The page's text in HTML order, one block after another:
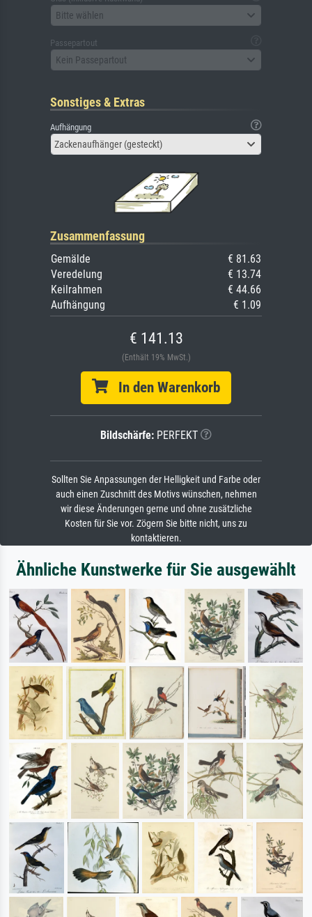
Bitte wählen
Passepartout
Kein Passepartout
Sonstiges & Extras
Aufhängung
Zackenaufhänger (gesteckt)
Zusammenfassung
Gemälde
€ 81.63
Veredelung
€ 13.74
Keilrahmen
€ 44.66
Aufhängung
€ 1.09
€ 141.13
(Enthält 19% MwSt.)
In den Warenkorb
Bildschärfe: PERFEKT
Sollten Sie Anpassungen der Helligkeit und Farbe oder
auch einen Zuschnitt des Motivs wünschen, nehmen
wir diese Änderungen gerne und ohne zusätzliche
Kosten für Sie vor. Zögern Sie bitte nicht, uns zu
kontaktieren.
Ähnliche Kunstwerke für Sie ausgewählt